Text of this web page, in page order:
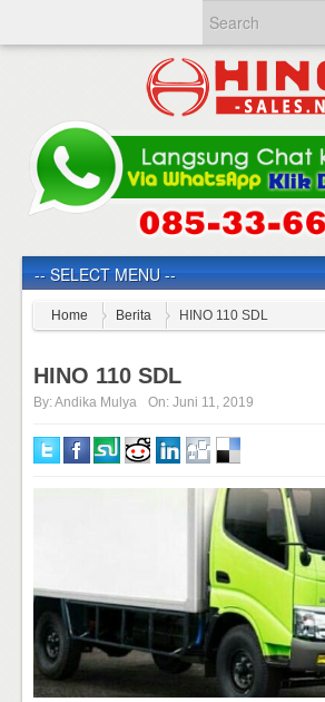
Home Berita HINO 110 SDL
HINO 110 SDL
By:Andika Mulya On: Juni 11, 2019